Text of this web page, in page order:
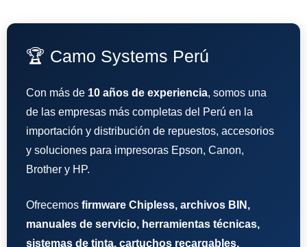
🏆 Camo Systems Perú
Con más de 10 años de experiencia, somos una
de las empresas más completas del Perú en la
importación y distribución de repuestos, accesorios
y soluciones para impresoras Epson, Canon,
Brother y HP.
Ofrecemos firmware Chipless, archivos BIN,
manuales de servicio, herramientas técnicas,
sistemas de tinta, cartuchos recargables,